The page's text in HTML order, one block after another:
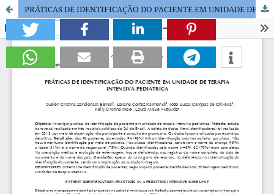
PRÁTICAS DE IDENTIFICAÇÃO DO PACIENTE EM UNIDADE DE TERAPIA INTENSIVA PEDIÁTRICA